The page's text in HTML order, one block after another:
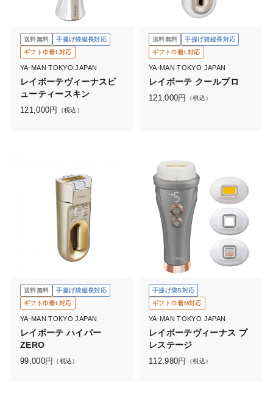
送料無料
手提げ袋縦長対応
ギフト巾着L対応
YA-MAN TOKYO JAPAN
レイボーテヴィーナスビ
ューティースキン
121,000円 （税込）
送料無料
手提げ袋縦長対応
ギフト巾着L対応
YA-MAN TOKYO JAPAN
レイボーテ クールプロ
121,000円 （税込）
送料無料
手提げ袋縦長対応
ギフト巾着L対応
YA-MAN TOKYO JAPAN
レイボーテ ハイパー
ZERO
99,000円 （税込）
手提げ袋S対応
ギフト巾着M対応
YA-MAN TOKYO JAPAN
レイボーテヴィーナス プ
レステージ
112,980円 （税込）